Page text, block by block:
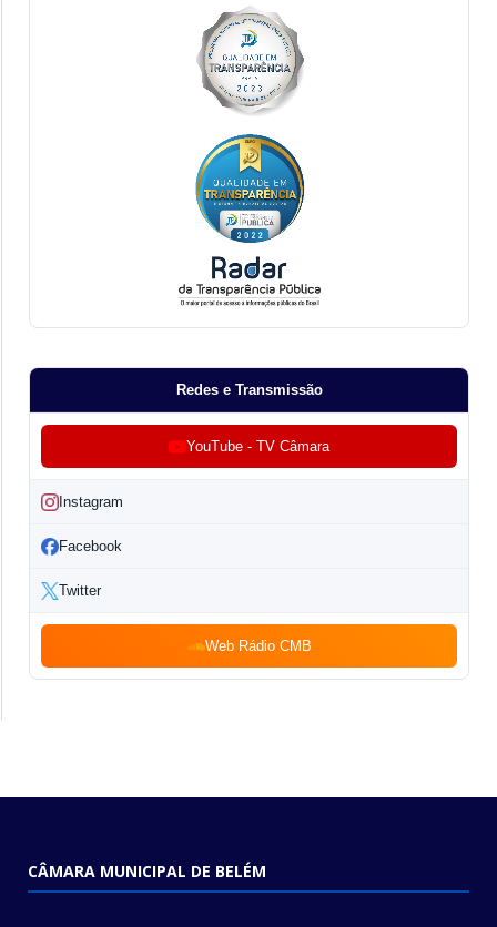
Redes e Transmissão
YouTube - TV Câmara
Instagram
Facebook
Twitter
Web Rádio CMB
CÂMARA MUNICIPAL DE BELÉM